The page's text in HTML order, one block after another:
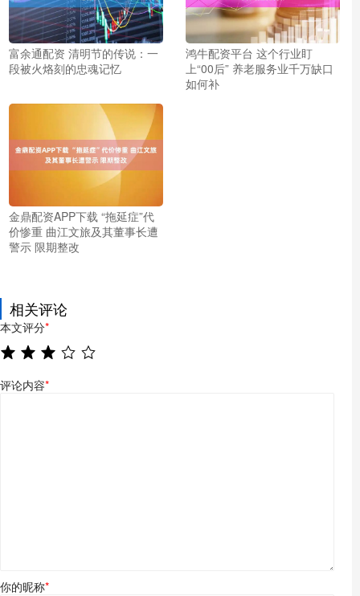
富余通配资 清明节的传说：一
段被火烙刻的忠魂记忆
鸿牛配资平台 这个行业盯
上“00后” 养老服务业千万缺口
如何补
金鼎配资APP下载 “拖延症”代
价惨重 曲江文旅及其董事长遭
警示 限期整改
相关评论
本文评分*
评论内容*
你的昵称*